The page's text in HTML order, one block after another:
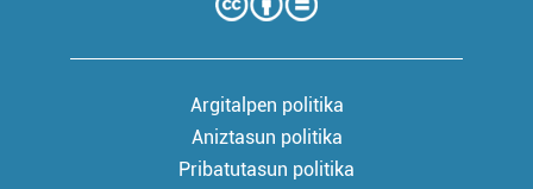
Argitalpen politika
Aniztasun politika
Pribatutasun politika